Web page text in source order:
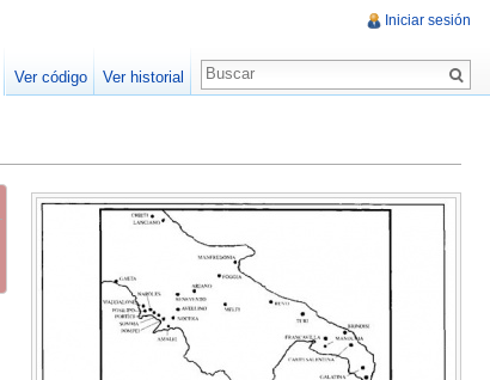
Iniciar sesión
Ver código Ver historial